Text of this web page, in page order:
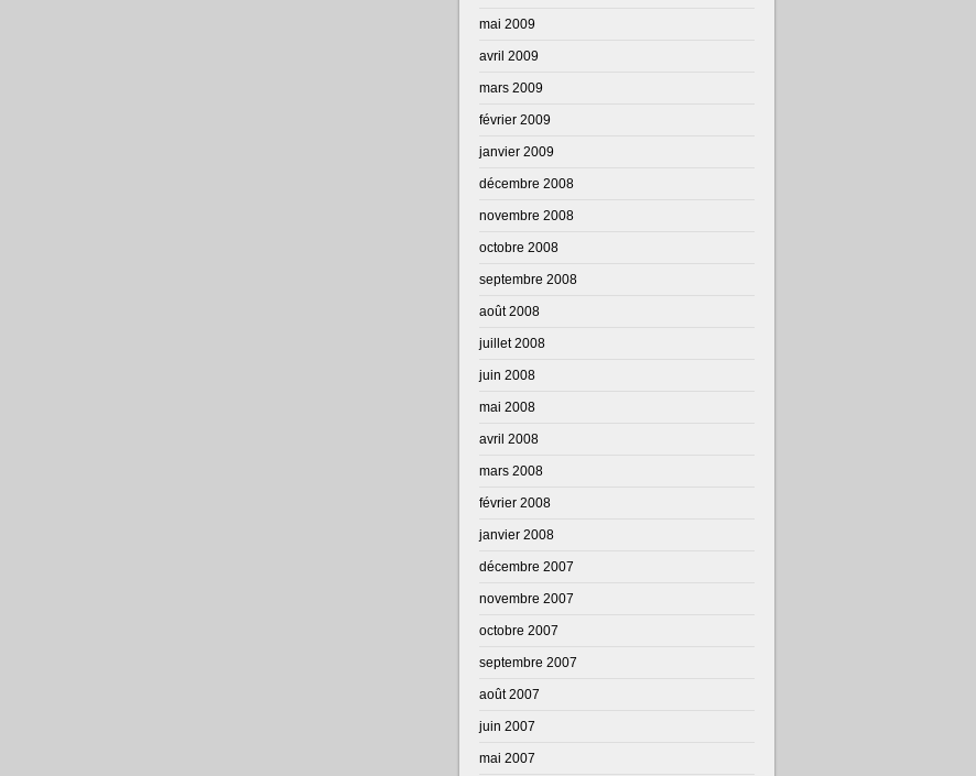
mai 2009
avril 2009
mars 2009
février 2009
janvier 2009
décembre 2008
novembre 2008
octobre 2008
septembre 2008
août 2008
juillet 2008
juin 2008
mai 2008
avril 2008
mars 2008
février 2008
janvier 2008
décembre 2007
novembre 2007
octobre 2007
septembre 2007
août 2007
juin 2007
mai 2007